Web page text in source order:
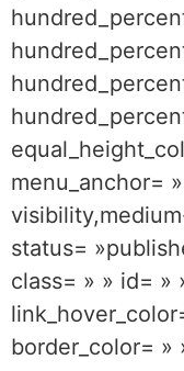
menu_anchor=
status=
class= » » id= »
border_color= »